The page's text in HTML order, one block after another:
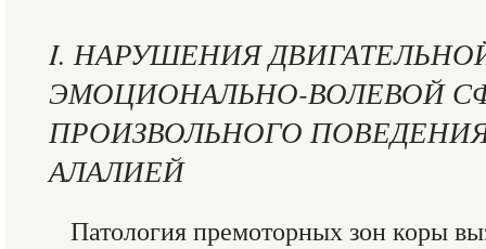
I. НАРУШЕНИЯ
ЭМОЦИОНАЛЬНО-ВОЛЕВОЙ
ПРОИЗВОЛЬНОГО
АЛАЛИЕЙ
Патология премоторных зон коры